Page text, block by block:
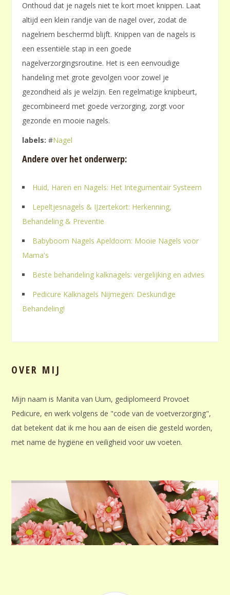
Onthoud dat je nagels niet te kort moet knippen. Laat
altijd een klein randje van de nagel over, zodat de
nagelriem beschermd blijft. Knippen van de nagels is
een essentiële stap in een goede
nagelverzorgingsroutine. Het is een eenvoudige
handeling met grote gevolgen voor zowel je
gezondheid als je welzijn. Een regelmatige knipbeurt,
gecombineerd met goede verzorging, zorgt voor
gezonde en mooie nagels.
labels: #Nagel
Andere over het onderwerp:
Huid, Haren en Nagels: Het Integumentair Systeem
Lepeltjesnagels & IJzertekort: Herkenning,
Behandeling & Preventie
Babyboom Nagels Apeldoorn: Mooie Nagels voor
Mama's
Beste behandeling kalknagels: vergelijking en advies
Pedicure Kalknagels Nijmegen: Deskundige
Behandeling!
OVER MIJ
Mijn naam is Manita van Uum, gediplomeerd Provoet
Pedicure, en werk volgens de "code van de voetverzorging",
dat betekent dat ik me hou aan de eisen die gesteld worden,
met name de hygiëne en veiligheid voor uw voeten.